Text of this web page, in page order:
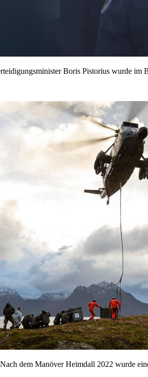
Boris Pistorius wurde im
dem Manöver Heimdall 2022 wurde